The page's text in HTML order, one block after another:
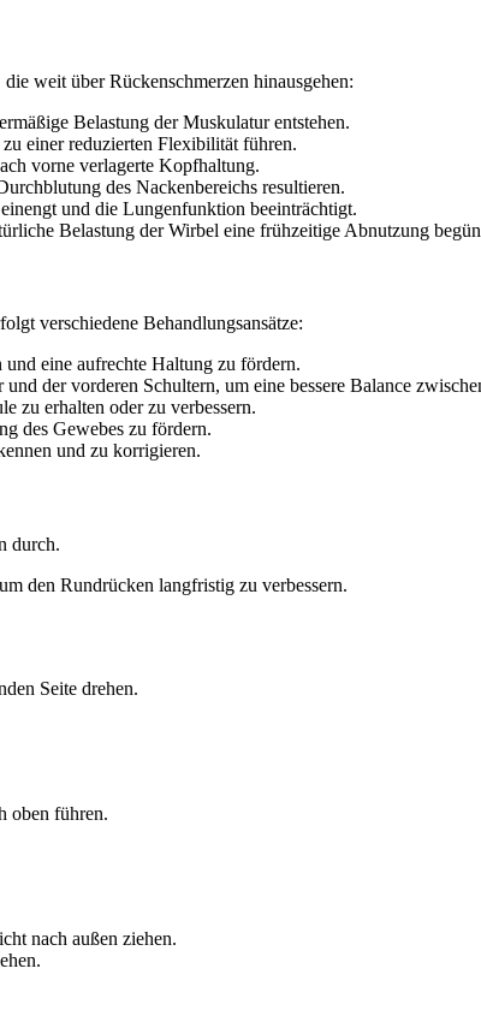
weit über Rückenschmerzen hinausgehen:
Belastung der Muskulatur entstehen.
einer reduzierten Flexibilität führen.
vorne verlagerte Kopfhaltung.
des Nackenbereichs resultieren.
und die Lungenfunktion beeinträchtigt.
Belastung der Wirbel eine frühzeitige Abnutzung
verschiedene Behandlungsansätze:
eine aufrechte Haltung zu fördern.
und der vorderen Schultern, um eine bessere Balance
zu erhalten oder zu verbessern.
des Gewebes zu fördern.
und zu korrigieren.
den Rundrücken langfristig zu verbessern.
Seite drehen.
oben führen.
nach außen ziehen.